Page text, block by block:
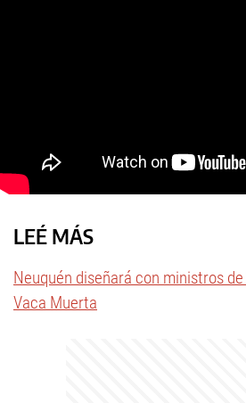
LEÉ MÁS
Neuquén diseñará con ministros
Vaca Muerta